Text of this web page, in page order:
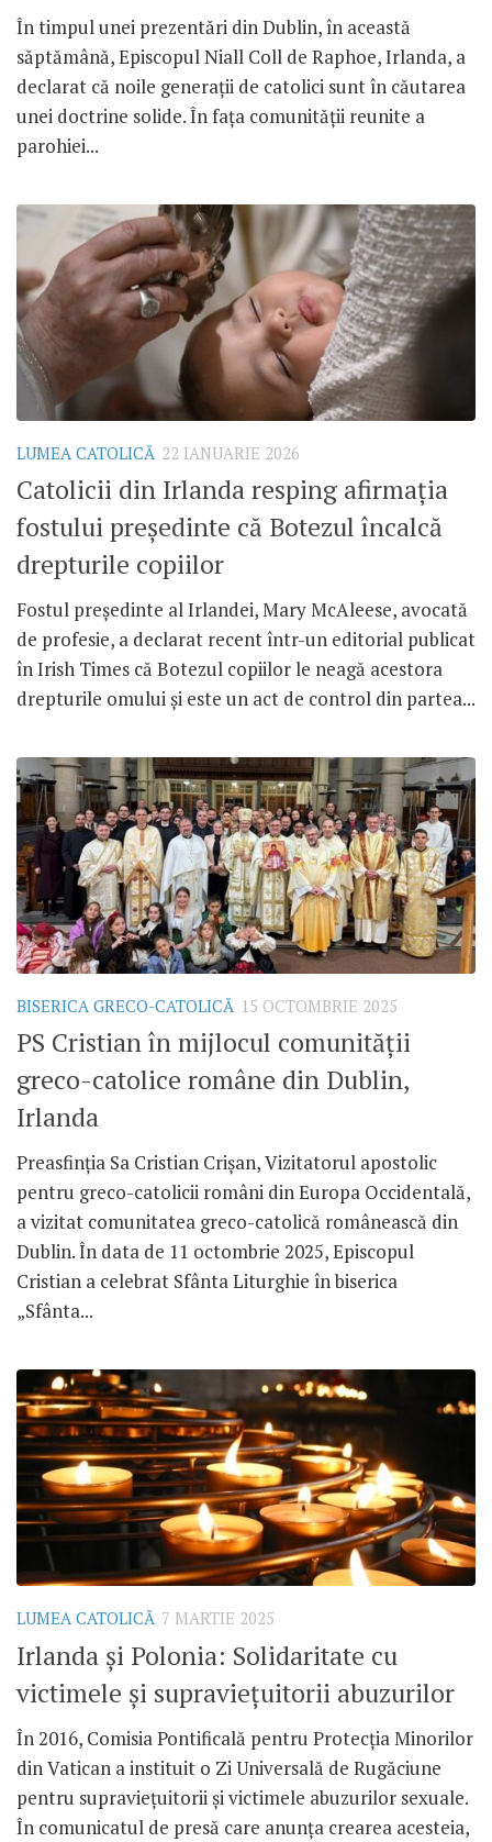
În timpul unei prezentări din Dublin, în această
săptămână, Episcopul Niall Coll de Raphoe, Irlanda, a
declarat că noile generații de catolici sunt în căutarea
unei doctrine solide. În fața comunității reunite a
parohiei...
LUMEA CATOLICĂ 22 IANUARIE 2026
Catolicii din Irlanda resping afirmația
fostului președinte că Botezul încalcă
drepturile copiilor
Fostul președinte al Irlandei, Mary McAleese, avocată
de profesie, a declarat recent într-un editorial publicat
în Irish Times că Botezul copiilor le neagă acestora
drepturile omului și este un act de control din partea...
BISERICA GRECO-CATOLICĂ 15 OCTOMBRIE 2025
PS Cristian în mijlocul comunității
greco-catolice române din Dublin,
Irlanda
Preasfinția Sa Cristian Crișan, Vizitatorul apostolic
pentru greco-catolicii români din Europa Occidentală,
a vizitat comunitatea greco-catolică românească din
Dublin. În data de 11 octombrie 2025, Episcopul
Cristian a celebrat Sfânta Liturghie în biserica
„Sfânta...
LUMEA CATOLICĂ 7 MARTIE 2025
Irlanda și Polonia: Solidaritate cu
victimele și supraviețuitorii abuzurilor
În 2016, Comisia Pontificală pentru Protecția Minorilor
din Vatican a instituit o Zi Universală de Rugăciune
pentru supraviețuitorii și victimele abuzurilor sexuale.
În comunicatul de presă care anunța crearea acesteia,